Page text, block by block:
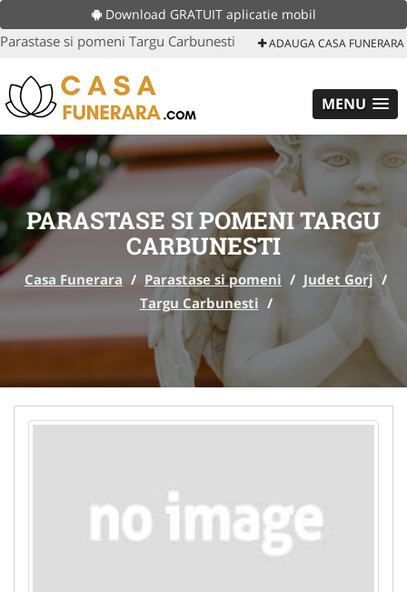
Download GRATUIT aplicatie mobil
Parastase si pomeni Targu Carbunesti ADAUGA CASA FUNERARA
MENU
PARASTASE SI POMENI TARGU
CARBUNESTI
Casa Funerara / Parastase si pomeni / Judet Gorj /
Targu Carbunesti /